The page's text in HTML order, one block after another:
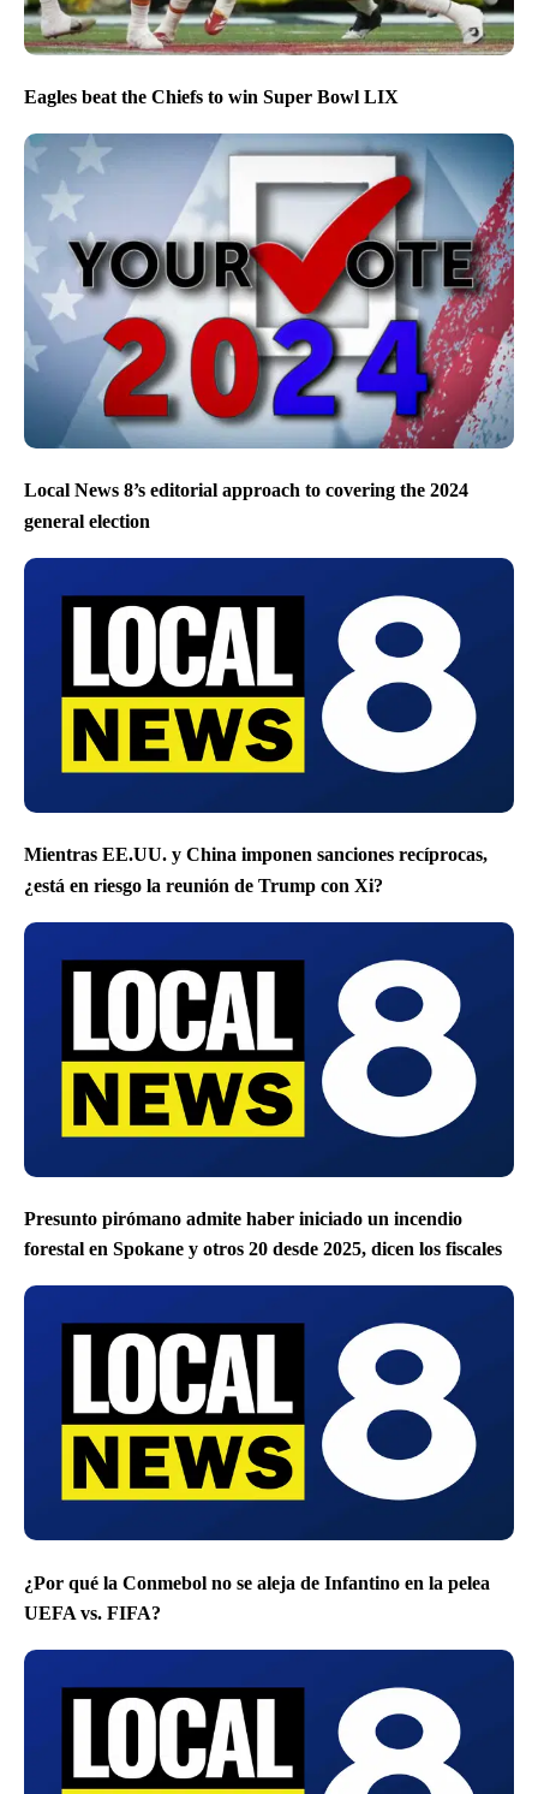
Eagles beat the Chiefs to win Super Bowl LIX
Local News 8’s editorial approach to covering the 2024
general election
Mientras EE.UU. y China imponen sanciones recíprocas,
¿está en riesgo la reunión de Trump con Xi?
Presunto pirómano admite haber iniciado un incendio
forestal en Spokane y otros 20 desde 2025, dicen los fiscales
¿Por qué la Conmebol no se aleja de Infantino en la pelea
UEFA vs. FIFA?